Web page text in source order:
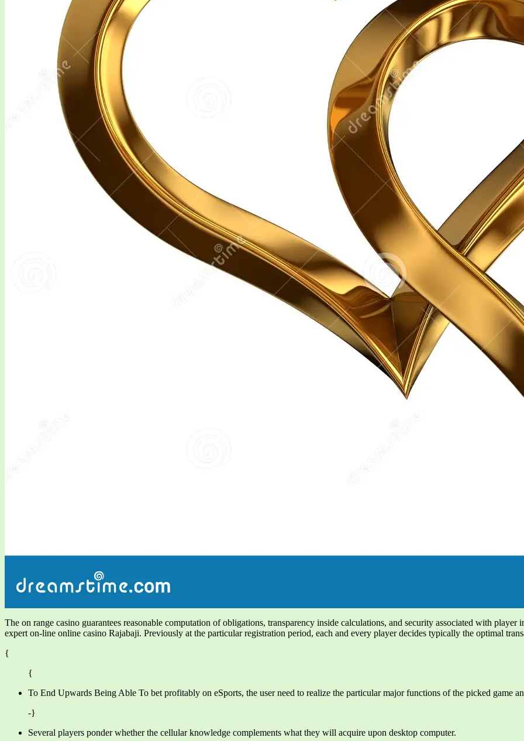
The on range casino guarantees reasonable computation of obligations, transparency inside calculations, and security associated with
expert on-line online casino Rajabaji. Previously at the particular registration period, each and every player decides typically the optimal
{
{
To End Upwards Being Able To bet profitably on eSports, the user need to realize the particular major functions of the picked game
-}
Several players ponder whether the cellular knowledge complements what they will acquire upon desktop computer.